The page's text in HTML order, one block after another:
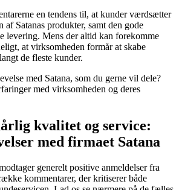
en tendens til, at kunder værdsætter
Satanas produkter, samt den gode
levering. Mens der altid kan forekomme
at virksomheden formår at skabe
de fleste kunder.
med Satana, som du gerne vil dele?
med virksomheden og deres
kvalitet og service:
med firmaet Satana
generelt positive anmeldelser fra
kommentarer, der kritiserer både